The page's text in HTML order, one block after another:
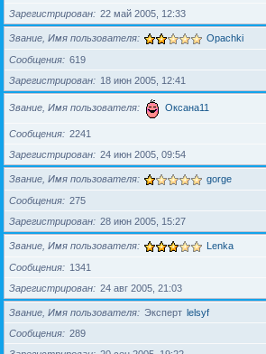
Зарегистрирован
22 май 2005, 12:33
Звание, Имя пользователя Opachki
Сообщения
619
Зарегистрирован
18 июн 2005, 12:41
Звание, Имя пользователя Оксана11
Сообщения
2241
Зарегистрирован
24 июн 2005, 09:54
Звание, Имя пользователя gorge
Сообщения
275
Зарегистрирован
28 июн 2005, 15:27
Звание, Имя пользователя Lenka
Сообщения
1341
Зарегистрирован
24 авг 2005, 21:03
Звание, Имя пользователя Эксперт lelsyf
Сообщения
289